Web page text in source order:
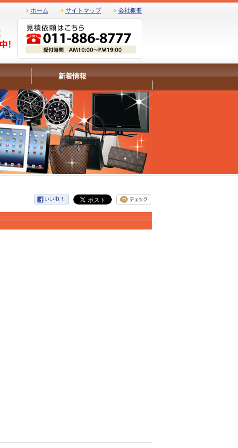
ホーム サイトマップ 会社概要
新着情報